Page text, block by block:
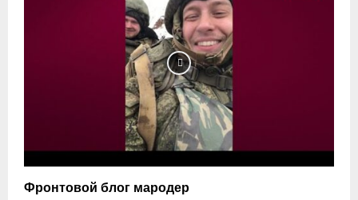
Фронтовой блог мародер